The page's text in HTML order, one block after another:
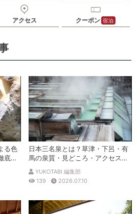
アクセス クーポン 宿泊
る色
底解
日本三名泉とは？草津・下呂・有
馬の泉質・見どころ・アクセスを
徹底解説
YUKOTABI 編集部
139
2026.07.10